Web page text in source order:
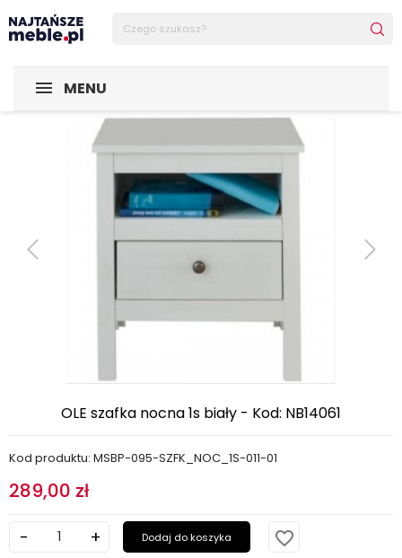
MENU
Sklep Najtańsze-meble
OLE szafka nocna 1s biały - Kod: NB14061
Kod produktu: MSBP-095-SZFK_NOC_1S-011-01
289,00 zł
Dodaj do koszyka favorite_border